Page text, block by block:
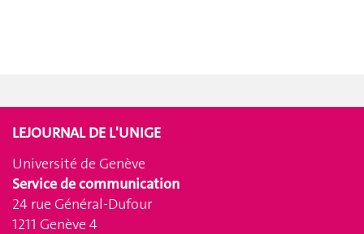
LEJOURNAL DE L'UNIGE
Université de Genève
Service de communication
24 rue Général-Dufour
1211 Genève 4